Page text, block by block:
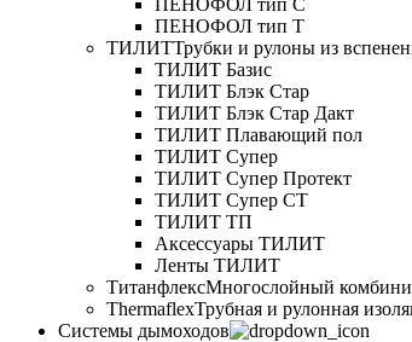
ПЕНОФОЛ тип C
ПЕНОФОЛ тип T
ТИЛИТТрубки и рулоны из
ТИЛИТ Базис
ТИЛИТ Блэк Стар
ТИЛИТ Блэк Стар Дакт
ТИЛИТ Плавающий пол
ТИЛИТ Супер
ТИЛИТ Супер Протект
ТИЛИТ Супер СТ
ТИЛИТ ТП
Аксессуары ТИЛИТ
Ленты ТИЛИТ
ТитанфлексМногослойный
ThermaflexТрубная и рулонная
Cистемы дымоходов